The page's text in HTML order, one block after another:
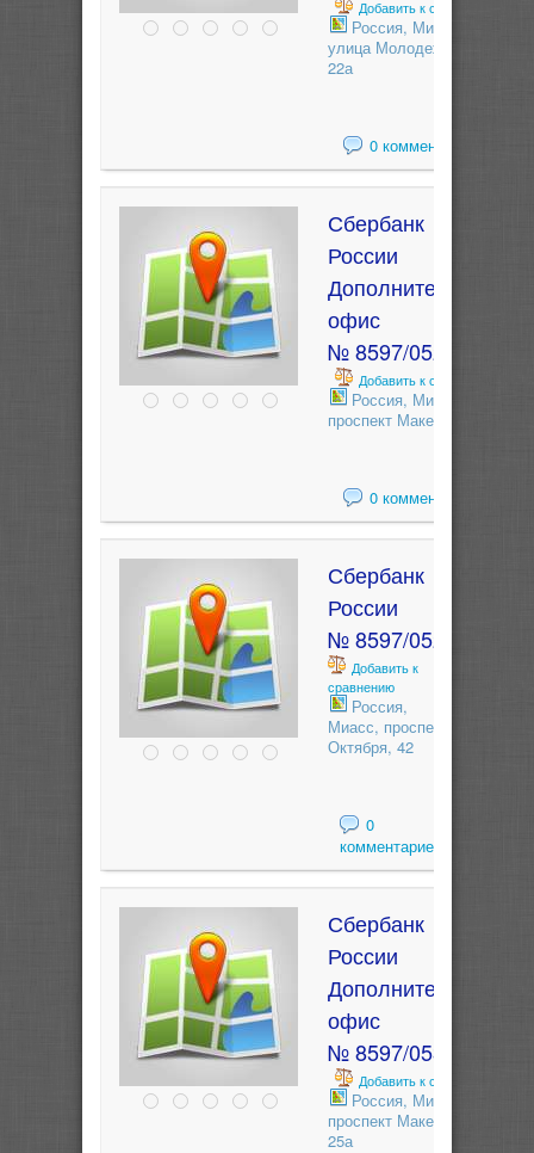
Добавить к сравнению
Россия, Миасс,
улица Молодежная,
22а
0 комментариев
Сбербанк
России
Дополнительный
офис
№ 8597/0529
Добавить к сравнению
Россия, Миасс,
проспект Макеева, 63
0 комментариев
Сбербанк
России
№ 8597/0527
Добавить к
сравнению
Россия,
Миасс, проспект
Октября, 42
0
комментариев
Сбербанк
России
Дополнительный
офис
№ 8597/0533
Добавить к сравнению
Россия, Миасс,
проспект Макеева,
25а